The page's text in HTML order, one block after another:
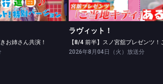
お姉さん共演！
ラヴィット！
2026年8月04日（火）放送分